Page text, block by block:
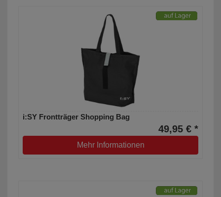
i:SY Frontträger Shopping Bag
49,95 € *
Mehr Informationen